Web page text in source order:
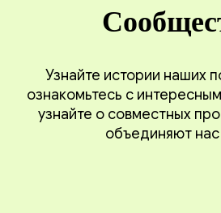
Узнайте истории наших
ознакомьтесь с
узнайте о совместных
объединяют нас